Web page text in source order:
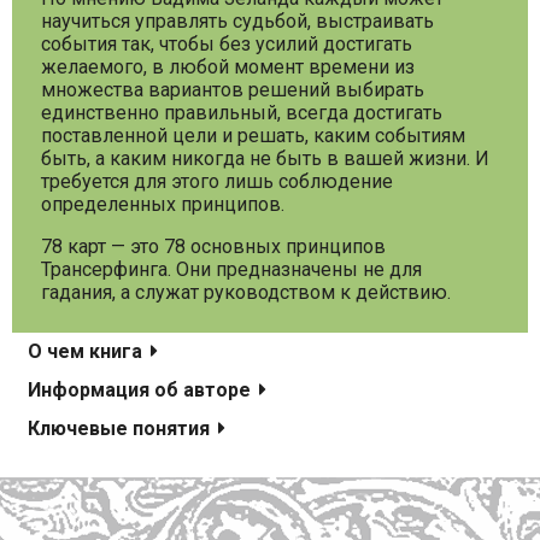
научиться управлять судьбой, выстраивать
события так, чтобы без усилий достигать
желаемого, в любой момент времени из
множества вариантов решений выбирать
единственно правильный, всегда достигать
поставленной цели и решать, каким событиям
быть, а каким никогда не быть в вашей жизни. И
требуется для этого лишь соблюдение
определенных принципов.
78 карт — это 78 основных принципов
Трансерфинга. Они предназначены не для
гадания, а служат руководством к действию.
О чем книга
Информация об авторе
Ключевые понятия